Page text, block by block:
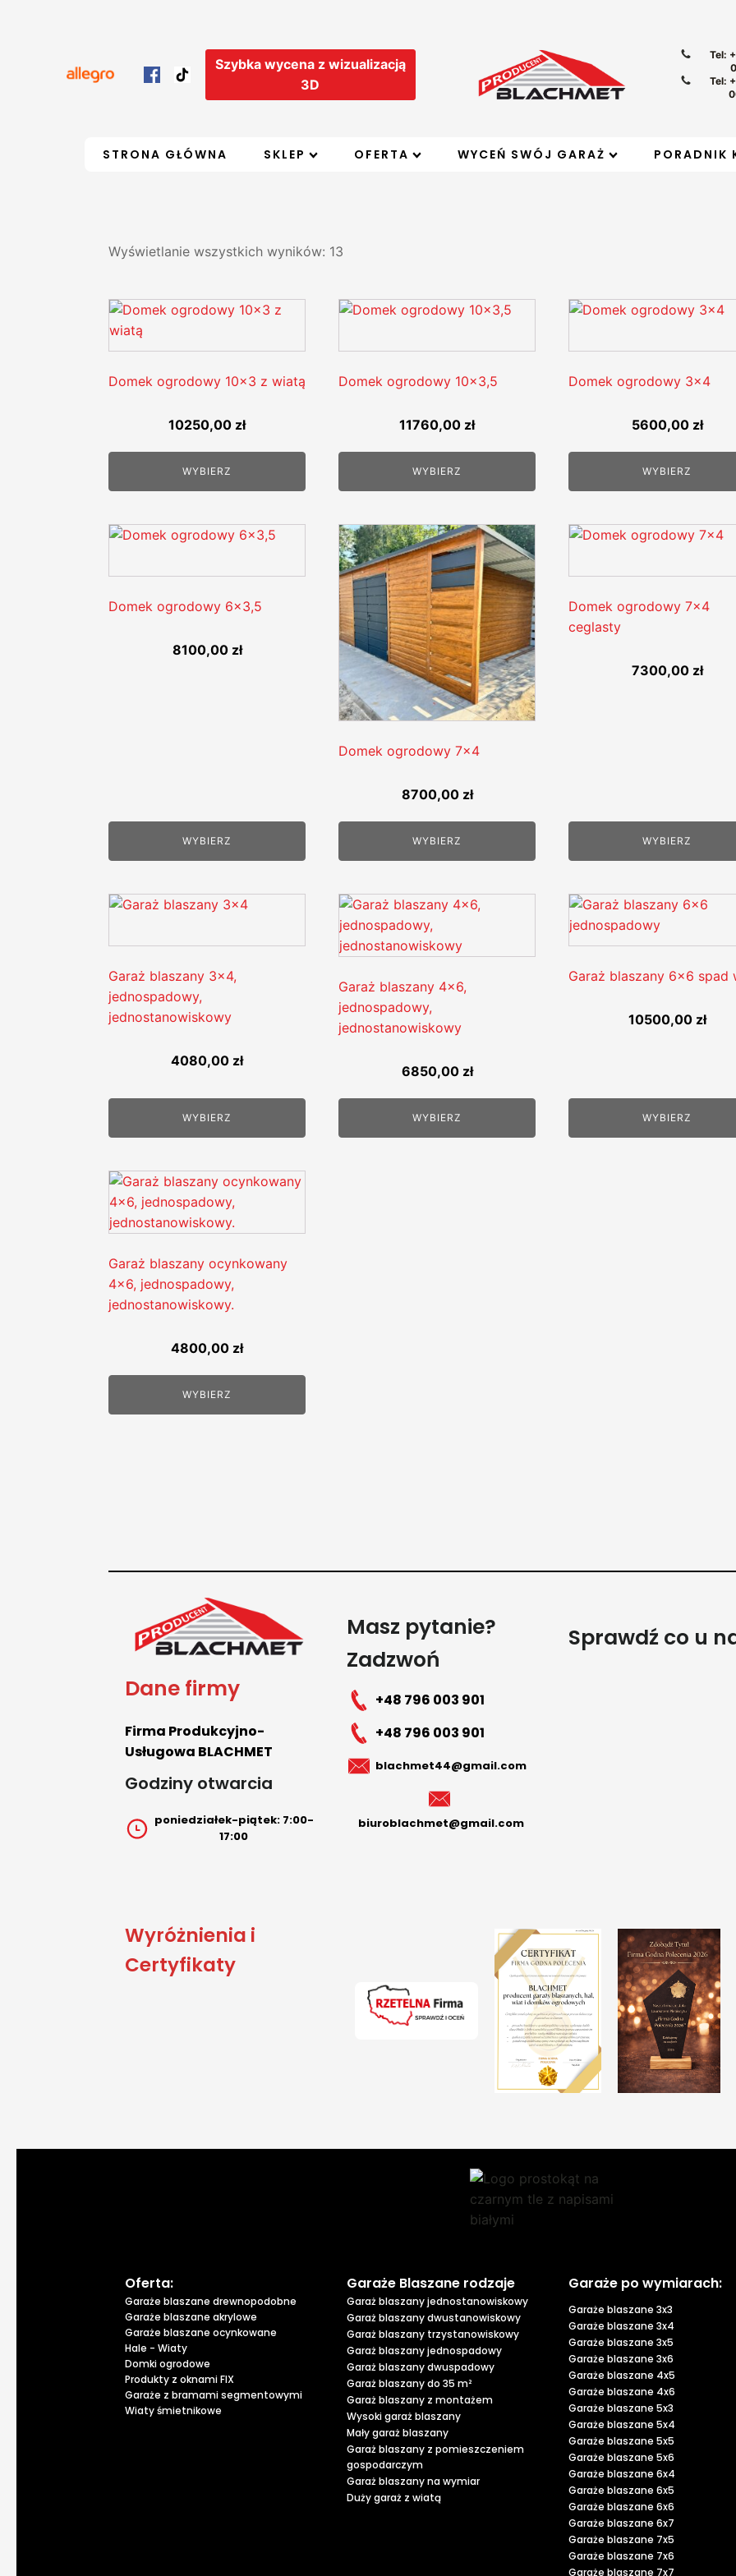
Szybka wycena z wizualizacją
3D
Tel:
Tel:
STRONA GŁÓWNA SKLEP OFERTA WYCEŃ SWÓJ GARAŻ PORADNIK
Wyświetlanie wszystkich wyników: 13
Domek ogrodowy 10x3 z wiatą
10250,00 zł
WYBIERZ
Domek ogrodowy 10x3,5
11760,00 zł
WYBIERZ
Domek ogrodowy 3x4
5600,00 zł
WYBIERZ
Domek ogrodowy 6x3,5
8100,00 zł
WYBIERZ
Domek ogrodowy 7x4
8700,00 zł
WYBIERZ
Domek ogrodowy 7x4
ceglasty
7300,00 zł
WYBIERZ
Garaż blaszany 3x4,
jednospadowy,
jednostanowiskowy
4080,00 zł
WYBIERZ
Garaż blaszany 4x6,
jednospadowy,
jednostanowiskowy
6850,00 zł
WYBIERZ
Garaż blaszany 6x6 spad
10500,00 zł
WYBIERZ
Garaż blaszany ocynkowany
4x6, jednospadowy,
jednostanowiskowy.
4800,00 zł
WYBIERZ
Dane firmy
Firma Produkcyjno-
Usługowa BLACHMET
Godziny otwarcia
poniedziałek-piątek: 7:00-
17:00
Masz pytanie?
Zadzwoń
+48 796 003 901
+48 796 003 901
blachmet44@gmail.com
biuroblachmet@gmail.com
Sprawdź co u
Wyróżnienia i
Certyfikaty
Oferta:
Garaże blaszane drewnopodobne
Garaże blaszane akrylowe
Garaże blaszane ocynkowane
Hale - Wiaty
Domki ogrodowe
Produkty z oknami FIX
Garaże z bramami segmentowymi
Wiaty śmietnikowe
Garaże Blaszane rodzaje
Garaż blaszany jednostanowiskowy
Garaż blaszany dwustanowiskowy
Garaż blaszany trzystanowiskowy
Garaż blaszany jednospadowy
Garaż blaszany dwuspadowy
Garaż blaszany do 35 m²
Garaż blaszany z montażem
Wysoki garaż blaszany
Mały garaż blaszany
Garaż blaszany z pomieszczeniem
gospodarczym
Garaż blaszany na wymiar
Duży garaż z wiatą
Garaże po wymiarach:
Garaże blaszane 3x3
Garaże blaszane 3x4
Garaże blaszane 3x5
Garaże blaszane 3x6
Garaże blaszane 4x5
Garaże blaszane 4x6
Garaże blaszane 5x3
Garaże blaszane 5x4
Garaże blaszane 5x5
Garaże blaszane 5x6
Garaże blaszane 6x4
Garaże blaszane 6x5
Garaże blaszane 6x6
Garaże blaszane 6x7
Garaże blaszane 7x5
Garaże blaszane 7x6
Garaże blaszane 7x7